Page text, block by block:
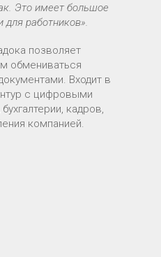
Это имеет большое
для работников».
позволяет
обмениваться
Входит в
с цифровыми
кадров,
компанией.